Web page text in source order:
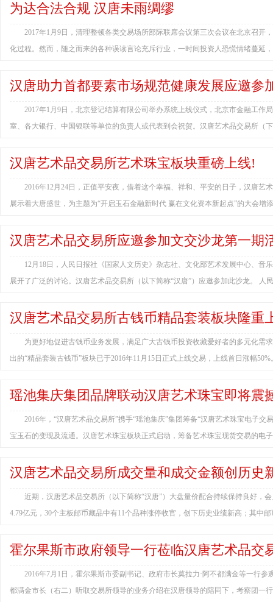
为达合法合规 汉唐未雨绸缪
2017年1月9日，清理整顿各类交易场所部际联席会议第三次会议在北京召
化过程。然而，随之而来的各种误读言论充斥行业，一时间投资人恐慌情绪蔓延
汉唐助力首都要素市场规范健康发展应邀参
2017年1月9日，北京登记结算有限公司举办系统上线仪式，北京市金融工
室、各大银行、中国银联等单位的负责人或代表到会祝贺。汉唐艺术品交易所（
汉唐艺术品交易所艺术珠宝板块重磅上线!
2016年12月24日，正值平安夜，借着这个幸福、祥和、平安的日子，汉唐
展示着大唐盛世，为主题为“开启玉石金融新时代 赢在文化资本新起点”的大会
汉唐艺术品交易所应邀参加文交沙龙第一期
12月18日，人民日报社《国家人文历史》杂志社、文化部艺术发展中心、音
展开了广泛的讨论。汉唐艺术品交易所（以下简称“汉唐”）应邀参加此沙龙。
汉唐艺术品交易所古钱币精品套装板块隆重
为更好地促进古钱币业务发展，满足广大古钱币投资收藏爱好者的多元化需
出的“精品套装古钱币”板块已于2016年11月15日正式上线交易，上线首日涨幅
瑶池集庆集团品牌联动汉唐艺术珠宝即将震
2016年，“汉唐艺术品交易所”携手“瑶池集庆”集团筹备“汉唐艺术珠宝电子
宝玉石的变现及流通。汉唐艺术珠宝板块正式启动，筹备艺术珠宝现货交易的电
汉唐艺术品交易所成交量和成交金额创历史
近期，汉唐艺术品交易所（以下简称“汉唐”）大盘量价配合持续保持良好，
4.79亿元，30个主板邮币藏品中有11个品种涨停收官，创下历史业绩新高；其中
霍尔果斯市政府领导一行莅临汉唐艺术品交
2016年7月1日，霍尔果斯市委副书记、政府市长莫拉力·阿不都满金等一行
都满金市长（右二）听取交易所领导的业务介绍在汉唐领导的陪同下，考察团一